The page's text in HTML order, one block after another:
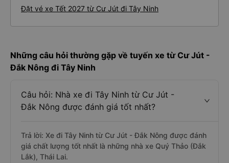
Đặt vé xe Tết 2027 từ Cư Jút đi Tây Ninh
Những câu hỏi thường gặp về tuyến xe từ Cư Jút -
Đắk Nông đi Tây Ninh
Câu hỏi: Nhà xe đi Tây Ninh từ Cư Jút -
Đắk Nông được đánh giá tốt nhất?
Trả lời: Xe đi Tây Ninh từ Cư Jút - Đắk Nông được đánh
giá chất lượng tốt nhất là những nhà xe Quý Thảo (Đắk
Lắk), Thái Lai.